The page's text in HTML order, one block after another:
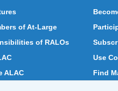
of At-Large
of RALOs
ALAC
Use
Find